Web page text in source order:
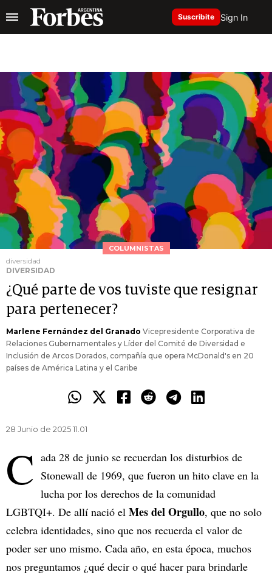
Suscribite Sign In
COLUMNISTAS
diversidad
DIVERSIDAD
¿Qué parte de vos tuviste que resignar
para pertenecer?
Marlene Fernández del Granado Vicepresidente Corporativa de
Relaciones Gubernamentales y Líder del Comité de Diversidad e
Inclusión de Arcos Dorados, compañía que opera McDonald's en 20
países de América Latina y el Caribe
28 Junio de 2025 11.01
C ada 28 de junio se recuerdan los disturbios de
Stonewall de 1969, que fueron un hito clave en la
lucha por los derechos de la comunidad
LGBTQI+. De allí nació el Mes del Orgullo, que no solo
celebra identidades, sino que nos recuerda el valor de
poder ser uno mismo. Cada año, en esta época, muchos
nos preguntamos ¿qué decir o qué hacer para brindarle